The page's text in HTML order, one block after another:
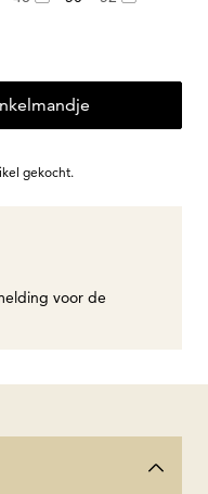
gekocht.
voor de